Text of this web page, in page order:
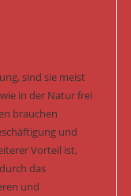
sind sie meist
in der Natur frei
brauchen
und
Vorteil ist,
das
und